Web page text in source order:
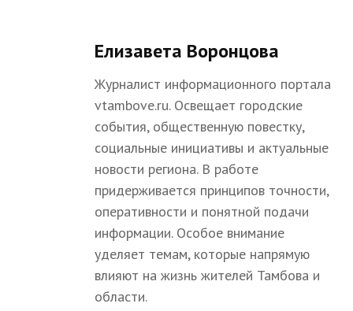
Елизавета Воронцова
Журналист информационного портала
vtambove.ru. Освещает городские
события, общественную повестку,
социальные инициативы и актуальные
новости региона. В работе
придерживается принципов точности,
оперативности и понятной подачи
информации. Особое внимание
уделяет темам, которые напрямую
влияют на жизнь жителей Тамбова и
области.